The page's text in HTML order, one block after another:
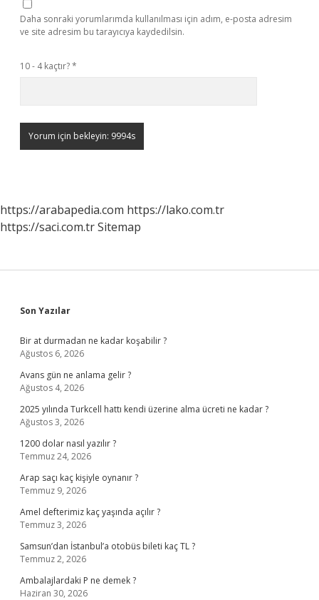
Daha sonraki yorumlarımda kullanılması için adım, e-posta adresim
ve site adresim bu tarayıcıya kaydedilsin.
10 - 4 kaçtır?*
https://arabapedia.com https://lako.com.tr
https://saci.com.trSitemap
Sidebar
Son Yazılar
Bir at durmadan ne kadar koşabilir ?
Ağustos 6, 2026
Avans gün ne anlama gelir ?
Ağustos 4, 2026
2025 yılında Turkcell hattı kendi üzerine alma ücreti ne kadar ?
Ağustos 3, 2026
1200 dolar nasıl yazılır ?
Temmuz 24, 2026
Arap saçı kaç kişiyle oynanır ?
Temmuz 9, 2026
Amel defterimiz kaç yaşında açılır ?
Temmuz 3, 2026
Samsun’dan İstanbul’a otobüs bileti kaç TL ?
Temmuz 2, 2026
Ambalajlardaki P ne demek ?
Haziran 30, 2026